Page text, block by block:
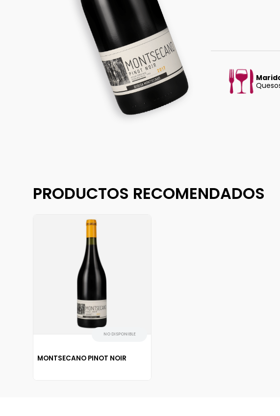
PRODUCTOS RECOMENDADOS
NO DISPONIBLE
MONTSECANO PINOT NOIR